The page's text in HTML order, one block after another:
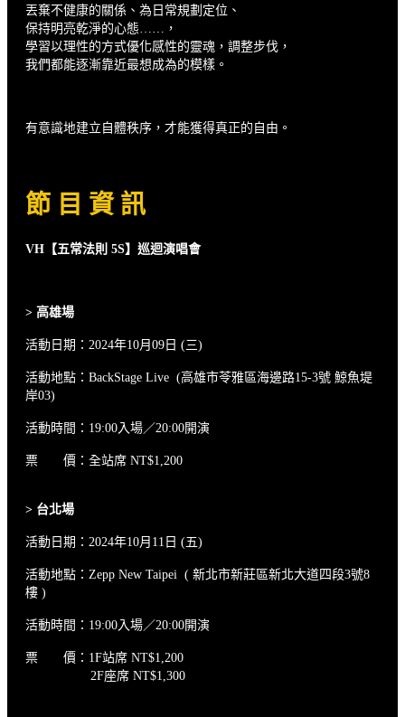
丟棄不健康的關係、為日常規劃定位、
保持明亮乾淨的心態……，
學習以理性的方式優化感性的靈魂，調整步伐，
我們都能逐漸靠近最想成為的模樣。
有意識地建立自體秩序，才能獲得真正的自由。
節 目 資 訊
VH 【五常法則 5S】巡迴演唱會
> 高雄場
活動日期：2024年10月09日 (三)
活動地點：BackStage Live (高雄市苓雅區海邊路15-3號 鯨魚堤
岸03)
活動時間：19:00入場／20:00開演
票 價：全站席 NT$1,200
> 台北場
活動日期：2024年10月11日 (五)
活動地點：Zepp New Taipei ( 新北市新莊區新北大道四段3號8
樓 )
活動時間：19:00入場／20:00開演
票 價：1F站席 NT$1,200
2F座席 NT$1,300